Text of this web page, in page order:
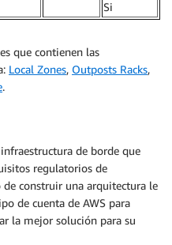
Si
que contienen las
Local Zones, Outposts Racks,
.
de borde que
regulatorios de
construir una arquitectura le
de cuenta de AWS para
la mejor solución para su